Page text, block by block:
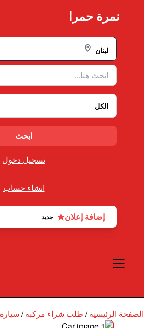
نمرة حمرا
تسجيل دخول
انشاء حساب
إضافة إعلان★ جديد
الصفحة الرئيسية/ طلب شراء مركبة/ سيارة